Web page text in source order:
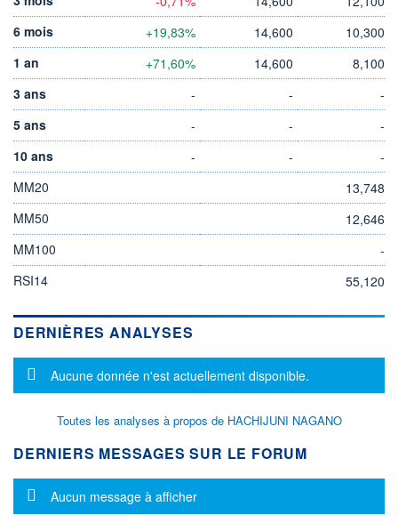
6 mois
+19,83% 14,600
10,300
1 an
+71,60% 14,600
8,100
3 ans
- -
-
5 ans
- -
-
10 ans
- -
-
MM20
13,748
MM50
12,646
MM100
-
RSI14
55,120
DERNIÈRES ANALYSES
Message d'information
Aucune donnée n'est actuellement disponible.
Toutes les analyses à propos de HACHIJUNI NAGANO
DERNIERS MESSAGES SUR LE FORUM
Message d'information
Aucun message à afficher